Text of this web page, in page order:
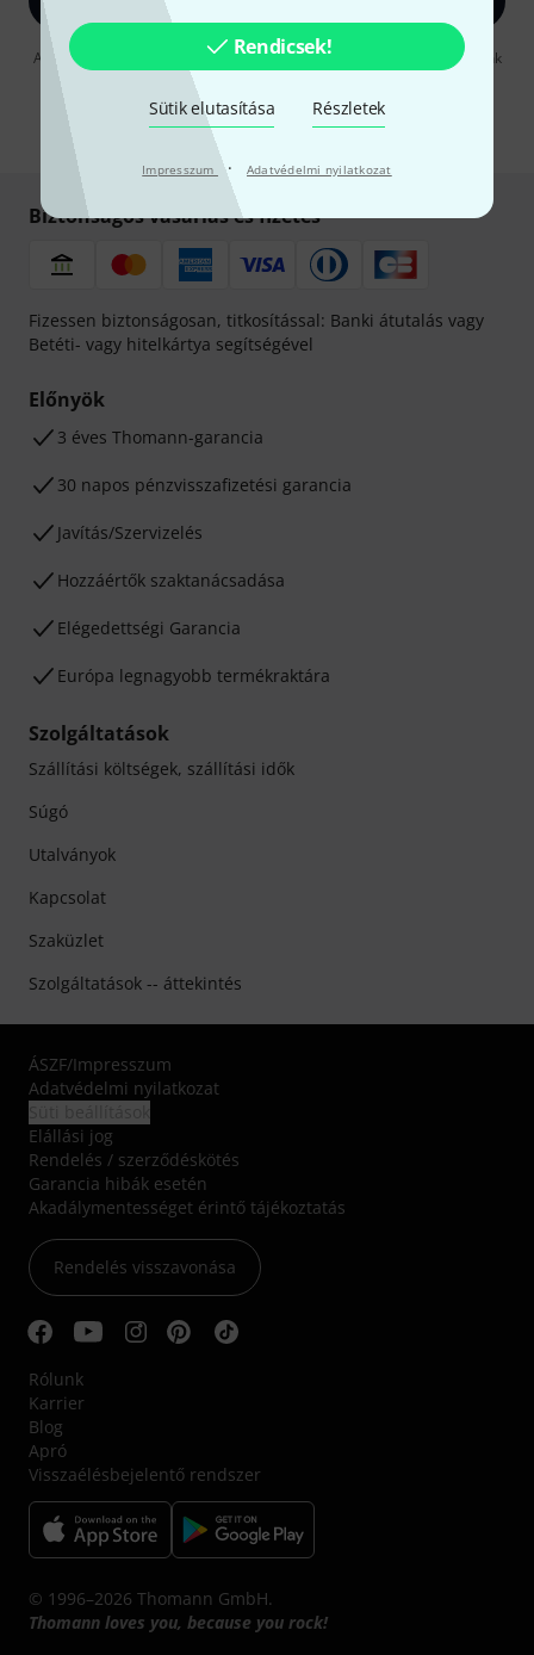
Rendicsek!
Sütik elutasítása Részletek
Impresszum · Adatvédelmi nyilatkozat
A "Bejelentkezés" gombra kattintva elfogadja, hogy e-mailben küldjünk
önnek hirdetéseket. Bármikor leiratkozhat erről. A hírlevélről további
információkat az
* Kitöltés kötelező
Biztonságos vásárlás és fizetés
Fizessen biztonságosan, titkosítással: Banki átutalás vagy
Betéti- vagy hitelkártya segítségével
Előnyök
3 éves Thomann-garancia
30 napos pénzvisszafizetési garancia
Javítás/Szervizelés
Hozzáértők szaktanácsadása
Elégedettségi Garancia
Európa legnagyobb termékraktára
Szolgáltatások
Szállítási költségek, szállítási idők
Súgó
Utalványok
Kapcsolat
Szaküzlet
Szolgáltatások -- áttekintés
ÁSZF/Impresszum
Adatvédelmi nyilatkozat
Elállási jog
Rendelés / szerződéskötés
Garancia hibák esetén
Akadálymentességet érintő tájékoztatás
Rendelés visszavonása
Rólunk
Karrier
Blog
Apró
Visszaélésbejelentő rendszer
© 1996–2026 Thomann GmbH.
Thomann loves you, because you rock!